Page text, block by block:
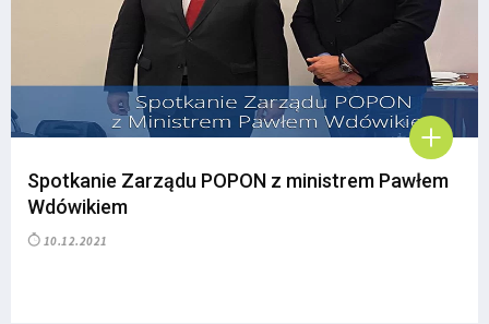
Spotkanie Zarządu POPON z ministrem Pawłem
Wdówikiem
10.12.2021